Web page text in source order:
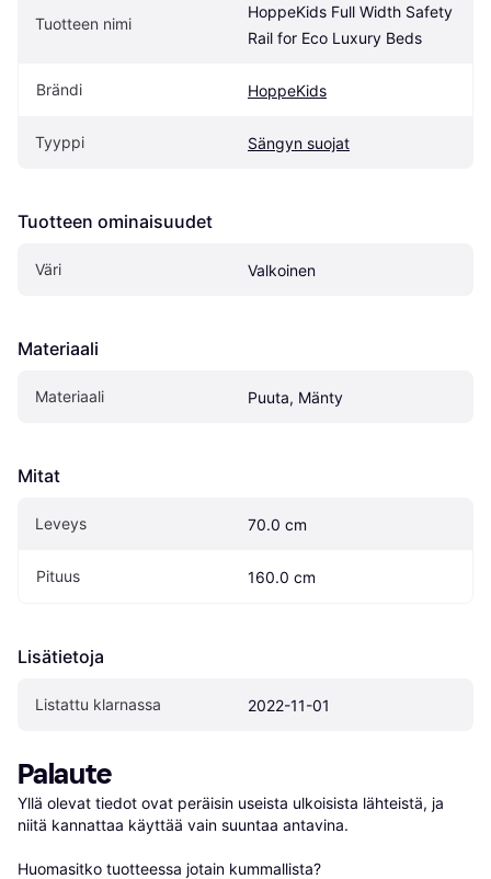
Tuotteen nimi
HoppeKids Full Width Safety
Rail for Eco Luxury Beds
Brändi HoppeKids
Tyyppi Sängyn suojat
Tuotteen ominaisuudet
Väri Valkoinen
Materiaali
Materiaali Puuta, Mänty
Mitat
Leveys 70.0 cm
Pituus 160.0 cm
Lisätietoja
Listattu klarnassa 2022-11-01
Palaute
Yllä olevat tiedot ovat peräisin useista ulkoisista lähteistä, ja
niitä kannattaa käyttää vain suuntaa antavina.
Huomasitko tuotteessa jotain kummallista?